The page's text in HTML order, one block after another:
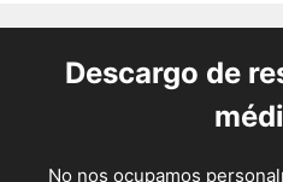
Descargo de
No nos ocupamos